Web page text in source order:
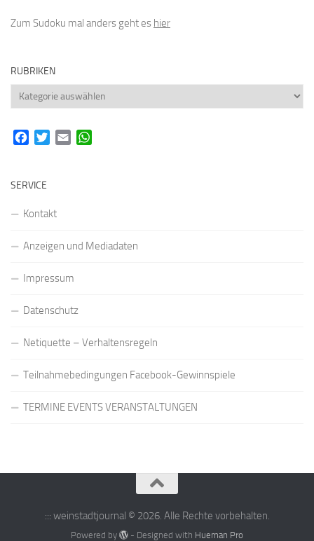
Zum Sudoku mal anders geht es hier
RUBRIKEN
Rubriken
FacebookTwitterEmail
SERVICE
Kontakt
Anzeigen und Mediadaten
Impressum
Datenschutz
Netiquette – Verhaltensregeln
Teilnahmebedingungen Facebook-Gewinnspiele
TERMINE EVENTS VERANSTALTUNGEN
::: weinstadtjournal © 2026. Alle Rechte vorbehalten.
Powered by - Designed with Hueman Pro